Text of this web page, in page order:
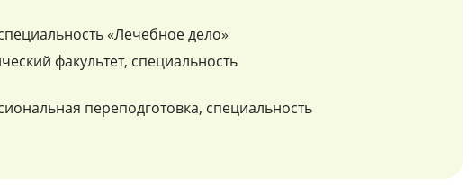
«Лечебное дело»
факультет, специальность
переподготовка, специальность